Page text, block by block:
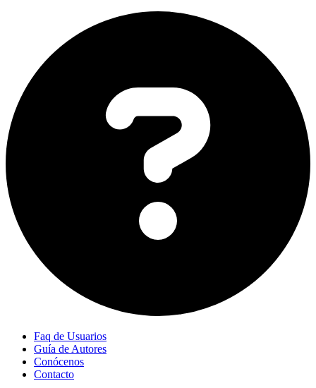
Faq de Usuarios
Guía de Autores
Conócenos
Contacto